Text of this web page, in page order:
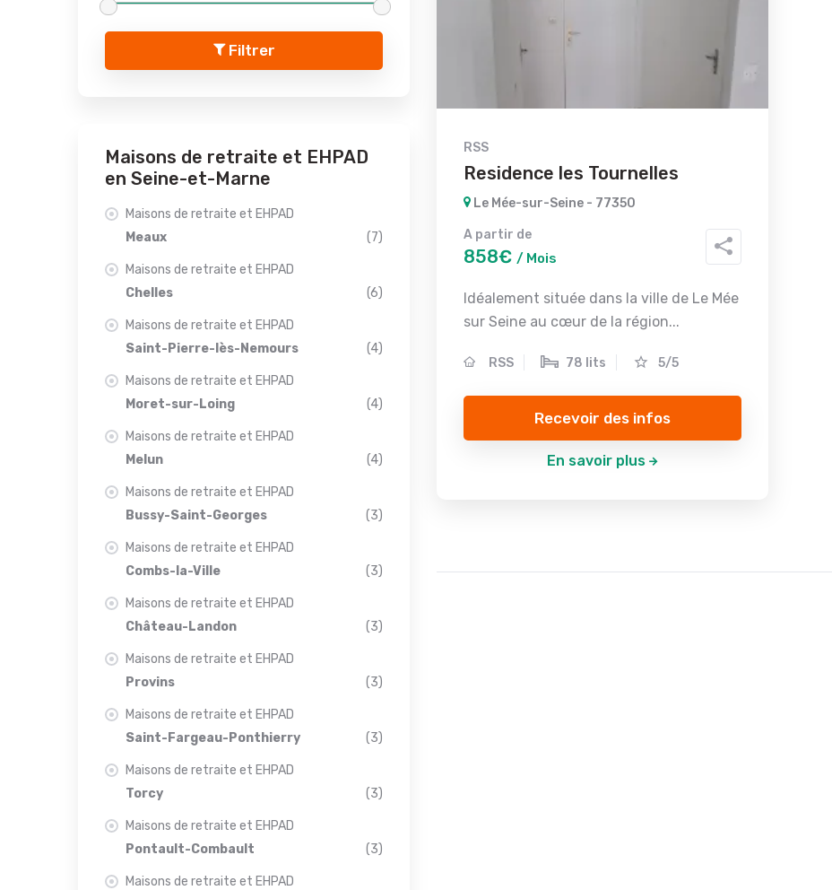
RSS
Residence les Tournelles
Le Mée-sur-Seine - 77350
A partir de
858€ / Mois
Idéalement située dans la ville de Le Mée
sur Seine au cœur de la région...
RSS 78 lits 5/5
Recevoir des infos
En savoir plus
Filtrer
Maisons de retraite et EHPAD
en Seine-et-Marne
Maisons de retraite et EHPAD
Meaux
(7)
Maisons de retraite et EHPAD
Chelles
(6)
Maisons de retraite et EHPAD
Saint-Pierre-lès-Nemours
(4)
Maisons de retraite et EHPAD
Moret-sur-Loing
(4)
Maisons de retraite et EHPAD
Melun
(4)
Maisons de retraite et EHPAD
Bussy-Saint-Georges
(3)
Maisons de retraite et EHPAD
Combs-la-Ville
(3)
Maisons de retraite et EHPAD
Château-Landon
(3)
Maisons de retraite et EHPAD
Provins
(3)
Maisons de retraite et EHPAD
Saint-Fargeau-Ponthierry
(3)
Maisons de retraite et EHPAD
Torcy
(3)
Maisons de retraite et EHPAD
Pontault-Combault
(3)
Maisons de retraite et EHPAD